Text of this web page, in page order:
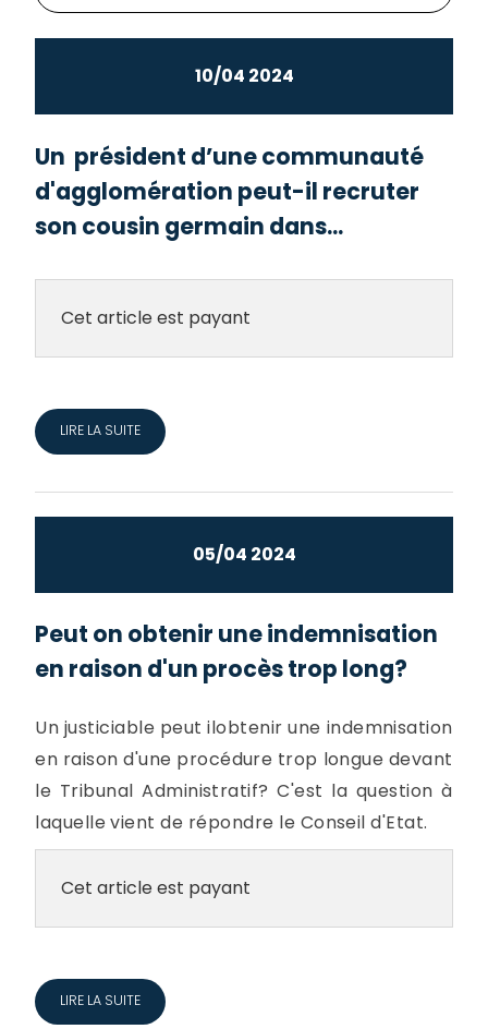
10/04 2024
Un président d’une communauté
d'agglomération peut-il recruter
son cousin germain dans...
Cet article est payant
LIRE LA SUITE
05/04 2024
Peut on obtenir une indemnisation
en raison d'un procès trop long?
Un justiciable peut ilobtenir une indemnisation
en raison d'une procédure trop longue devant
le Tribunal Administratif? C'est la question à
laquelle vient de répondre le Conseil d'Etat.
Cet article est payant
LIRE LA SUITE